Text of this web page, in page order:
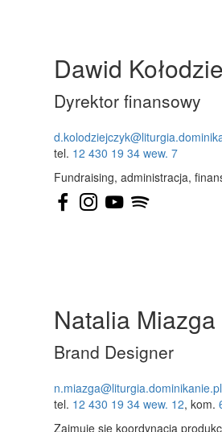
Dawid
Dyrektor finansowy
tel. 12 430 19 34 wew. 7
Fundraising, administracja,
Natalia Miazga
Brand Designer
n.miazga@liturgia.dominikanie.pl
tel. 12 430 19 34 wew. 12, kom.
Zajmuje się koordynacją